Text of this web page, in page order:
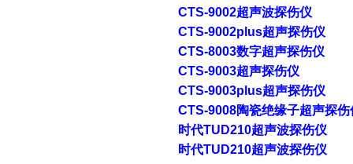
CTS-9002超声波探伤仪
CTS-9002plus超声探伤仪
CTS-8003数字超声探伤仪
CTS-9003超声探伤仪
CTS-9003plus超声探伤仪
CTS-9008陶瓷绝缘子超声探伤
时代TUD210超声波探伤仪
时代TUD210超声波探伤仪